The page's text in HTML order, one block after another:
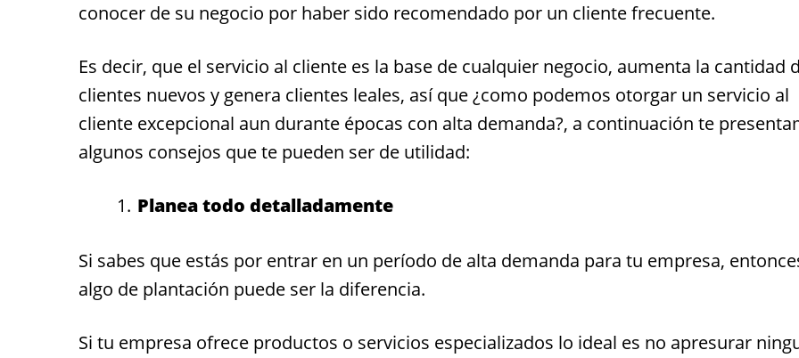
conocer de su negocio por haber sido recomendado por un cliente frecuente.
Es decir, que el servicio al cliente es la base de cualquier negocio, aumenta la cantidad
clientes nuevos y genera clientes leales, así que ¿como podemos otorgar un servicio al
cliente excepcional aun durante épocas con alta demanda?, a continuación te
algunos consejos que te pueden ser de utilidad:
Planea todo detalladamente
Si sabes que estás por entrar en un período de alta demanda para tu empresa,
algo de plantación puede ser la diferencia.
Si tu empresa ofrece productos o servicios especializados lo ideal es no apresurar